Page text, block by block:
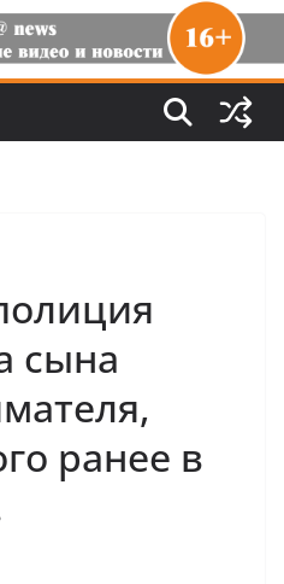
сына
ранее в